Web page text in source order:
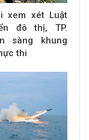
xem xét Luật
đô thị, TP.
sàng khung
thi